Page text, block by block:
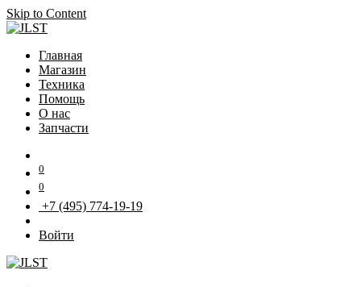
Skip to Content
Главная
Магазин
Техника
Помощь
О нас
Запчасти
0
0
+7 (495) 774-19-19
Войти